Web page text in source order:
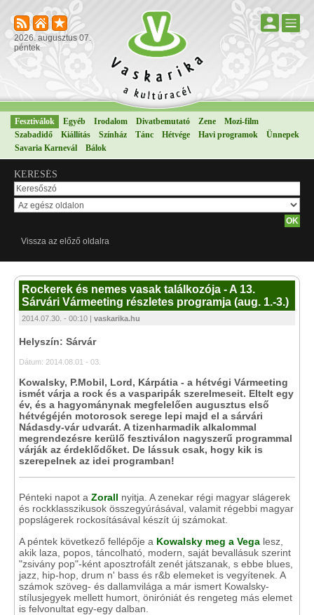
2026. augusztus 07.
péntek
Fesztiválok Egyéb Irodalom Divatbemutató Zene
Mozi-film
Szabadidő
Kiállítás Színház Tánc Hétvége Havi programok
Ünnepek
Savaria Karnevál
Bálok
KERESÉS
Vissza az előző oldalra
Rockerek és nemes vasak találkozója - A 13.
Sárvári Vármeeting részletes programja (aug. 1.-3.)
2014.07.30. - 00:10 | vaskarika.hu
Helyszín: Sárvár
Dátum: 2014.08.01 - 03.
Kowalsky, P.Mobil, Lord, Kárpátia - a hétvégi Vármeeting
ismét várja a rock és a vasparipák szerelmeseit. Eltelt egy
év, és a hagyománynak megfelelően augusztus első
hétvégéjén motorosok serege lepi majd el a sárvári
Nádasdy-vár udvarát. A tizenharmadik alkalommal
megrendezésre kerülő fesztiválon nagyszerű programmal
várják az érdeklődőket. De lássuk csak, hogy kik is
szerepelnek az idei programban!
Pénteki napot a Zorall nyitja. A zenekar régi magyar slágerek
és rockklasszikusok összegyúrásával, valamit régebbi magyar
popslágerek rockosításával készít új számokat.
A péntek következő fellépője a Kowalsky meg a Vega lesz,
akik laza, popos, táncolható, modern, saját bevallásuk szerint
"zsivány pop"-ként aposztrofált zenét játszanak, s ebbe blues,
jazz, hip-hop, drum n' bass és r&b elemeket is vegyítenek. A
számok szöveg- és dallamvilága a már ismert Kowalsky-
stílusjegyek mellett humort, öniróniát és rengeteg más elemet
is felvonultat egy-egy dalban.